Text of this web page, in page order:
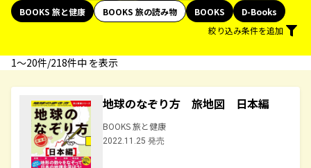
BOOKS 旅と健康
BOOKS 旅の読み物 BOOKS
D-Books
絞り込み条件を追加
1〜20件/218件中 を表示
地球のなぞり方 旅地図 日本編
BOOKS 旅と健康
2022.11.25 発売